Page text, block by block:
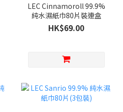
LEC Cinnamoroll 99.9%
純水濕紙巾80片裝連盒
HK$69.00